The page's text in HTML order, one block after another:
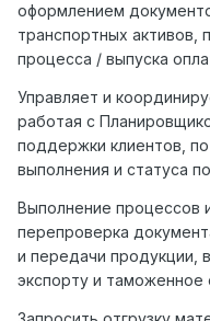
оформлением
транспортных активов,
процесса / выпуска
Управляет и
работая с
поддержки клиентов,
выполнения и статуса
Выполнение процессов
перепроверка
и передачи продукции,
экспорту и таможенное